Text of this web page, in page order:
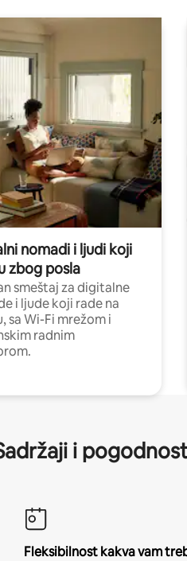
nomadi i ljudi koji
zbog posla
smeštaj za digitalne
i ljude koji rade na
sa Wi-Fi mrežom i
radnim
i
Fleksibilnost kakva vam